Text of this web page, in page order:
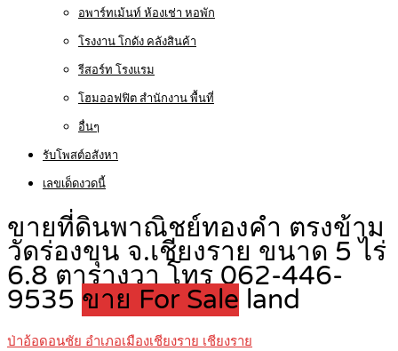
อพาร์ทเม้นท์ ห้องเช่า หอพัก
โรงงาน โกดัง คลังสินค้า
รีสอร์ท โรงแรม
โฮมออฟฟิต สำนักงาน พื้นที่
อื่นๆ
รับโพสต์อสังหา
เลขเด็ดงวดนี้
ขายที่ดินพาณิชย์ทองคำ ตรงข้าม
วัดร่องขุน จ.เชียงราย ขนาด 5 ไร่
6.8 ตารางวา โทร 062-446-
9535 ขาย For Sale land
ป่าอ้อดอนชัย อำเภอเมืองเชียงราย เชียงราย